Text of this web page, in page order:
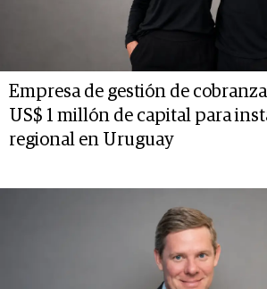
Empresa de gestión de
US$ 1 millón de capital para
regional en Uruguay